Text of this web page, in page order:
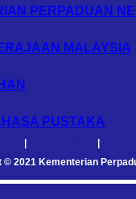
PERPADUAN
MALAYSIA
PUSTAKA
| |
© 2021 Kementerian